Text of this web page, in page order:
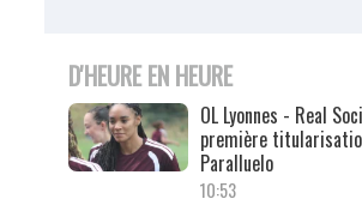
D'HEURE EN HEURE
OL Lyonnes - Real
première
Paralluelo
10:53